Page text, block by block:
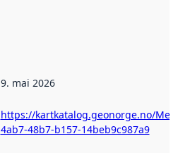
9. mai 2026
https://kartkatalog.geonorge.no/
4ab7-48b7-b157-14beb9c987a9